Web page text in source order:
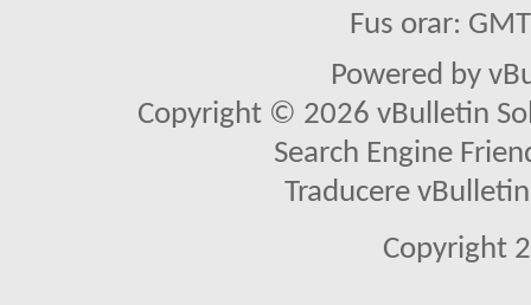
Fus orar:
Powered by
Copyright © 2026 vBulletin
Search Engine
Traducere
Copyright